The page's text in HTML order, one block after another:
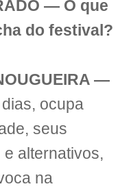
— O que
do festival?
—
ocupa
seus
alternativos,
na